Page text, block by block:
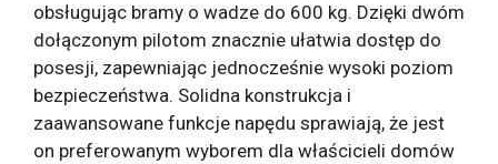
obsługując bramy o wadze do 600 kg. Dzięki dwóm
dołączonym pilotom znacznie ułatwia dostęp do
posesji, zapewniając jednocześnie wysoki poziom
bezpieczeństwa. Solidna konstrukcja i
zaawansowane funkcje napędu sprawiają, że jest
on preferowanym wyborem dla właścicieli domów